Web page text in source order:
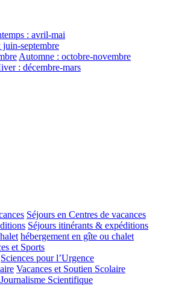
: avril-mai
juin-septembre
Automne : octobre-novembre
: décembre-mars
Séjours en Centres de vacances
Séjours itinérants & expéditions
hébergement en gîte ou chalet
et Sports
Sciences pour l’Urgence
Vacances et Soutien Scolaire
Journalisme Scientifique